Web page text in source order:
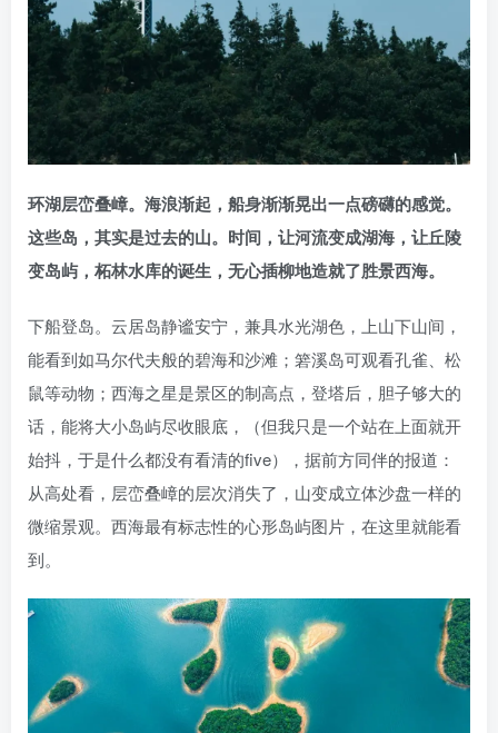
环湖层峦叠嶂。海浪渐起，船身渐渐晃出一点磅礴的感觉。
这些岛，其实是过去的山。时间，让河流变成湖海，让丘陵
变岛屿，柘林水库的诞生，无心插柳地造就了胜景西海。
下船登岛。云居岛静谧安宁，兼具水光湖色，上山下山间，
能看到如马尔代夫般的碧海和沙滩；箬溪岛可观看孔雀、松
鼠等动物；西海之星是景区的制高点，登塔后，胆子够大的
话，能将大小岛屿尽收眼底，（但我只是一个站在上面就开
始抖，于是什么都没有看清的five），据前方同伴的报道：
从高处看，层峦叠嶂的层次消失了，山变成立体沙盘一样的
微缩景观。西海最有标志性的心形岛屿图片，在这里就能看
到。